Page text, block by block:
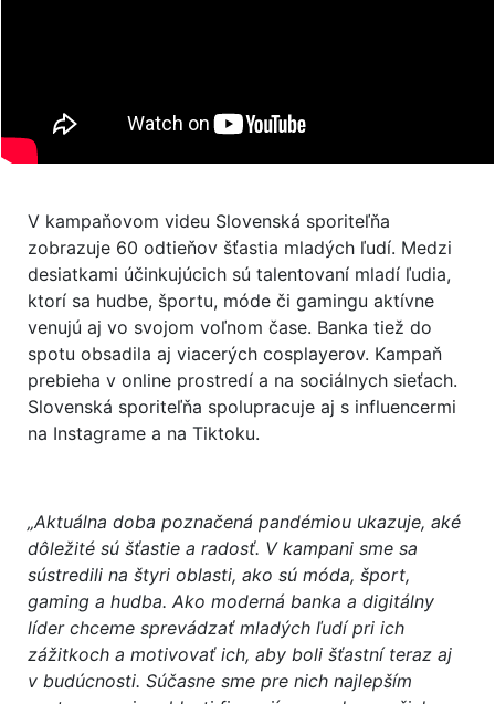
V kampaňovom videu Slovenská sporiteľňa
zobrazuje 60 odtieňov šťastia mladých ľudí. Medzi
desiatkami účinkujúcich sú talentovaní mladí ľudia,
ktorí sa hudbe, športu, móde či gamingu aktívne
venujú aj vo svojom voľnom čase. Banka tiež do
spotu obsadila aj viacerých cosplayerov. Kampaň
prebieha v online prostredí a na sociálnych sieťach.
Slovenská sporiteľňa spolupracuje aj s influencermi
na Instagrame a na Tiktoku.
„Aktuálna doba poznačená pandémiou ukazuje, aké
dôležité sú šťastie a radosť. V kampani sme sa
sústredili na štyri oblasti, ako sú móda, šport,
gaming a hudba. Ako moderná banka a digitálny
líder chceme sprevádzať mladých ľudí pri ich
zážitkoch a motivovať ich, aby boli šťastní teraz aj
v budúcnosti. Súčasne sme pre nich najlepším